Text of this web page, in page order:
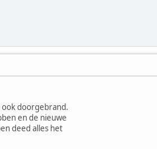
doorgebrand.
en de nieuwe
deed alles het